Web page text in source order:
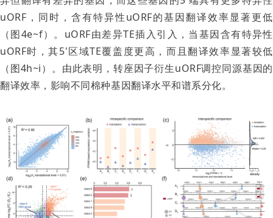
uORF，同时，含有特异性uORF的基因翻译效率显著更低
（图4e~f）。uORF由差异TE插入引入，当基因含有特异性
uORF时，其5'区域TE覆盖度更高，而且翻译效率显著较低
（图4h~i）。由此表明，转座因子衍生uORF调控同源基因的
翻译效率，影响不同棉种基因翻译水平和谱系分化。